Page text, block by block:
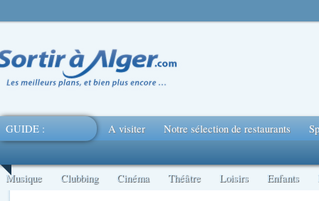
GUIDE : A visiter Notre sélection de restaurants
Musique Clubbing Cinéma Théâtre Loisirs Enfants